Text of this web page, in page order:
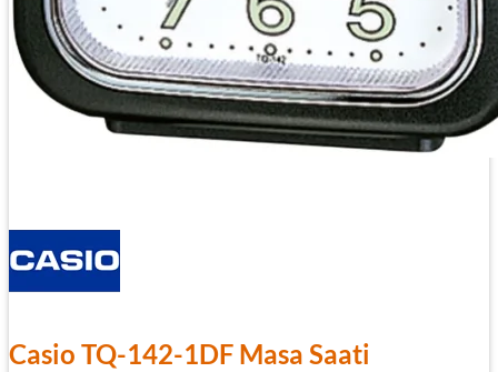
Casio TQ-142-1DF Masa Saati